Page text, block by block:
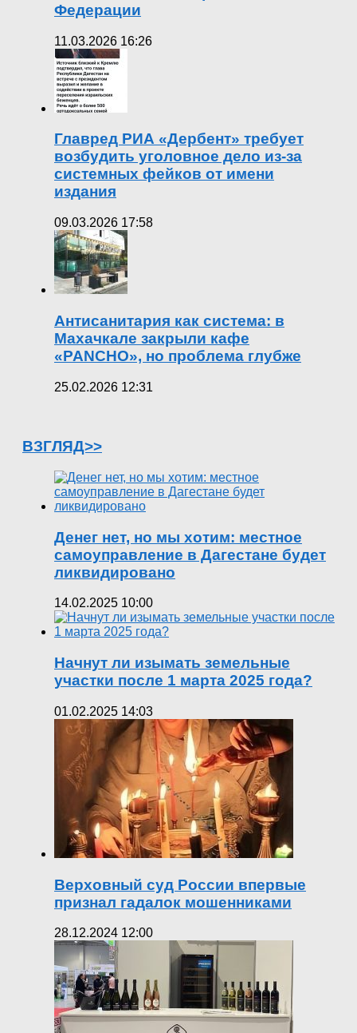
Федерации
11.03.2026 16:26
Главред РИА «Дербент» требует
возбудить уголовное дело из-за
системных фейков от имени
издания
09.03.2026 17:58
Антисанитария как система: в
Махачкале закрыли кафе
«PANCHO», но проблема глубже
25.02.2026 12:31
ВЗГЛЯД>>
Денег нет, но мы хотим: местное
самоуправление в Дагестане будет
ликвидировано
14.02.2025 10:00
Начнут ли изымать земельные
участки после 1 марта 2025 года?
01.02.2025 14:03
Верховный суд России впервые
признал гадалок мошенниками
28.12.2024 12:00